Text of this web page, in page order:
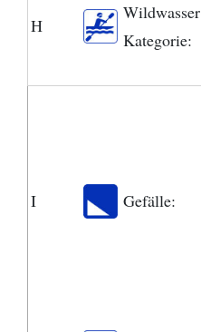
H
Wildwasser
Kategorie:
I Gefälle: